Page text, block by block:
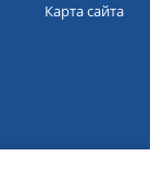
Карта сайта